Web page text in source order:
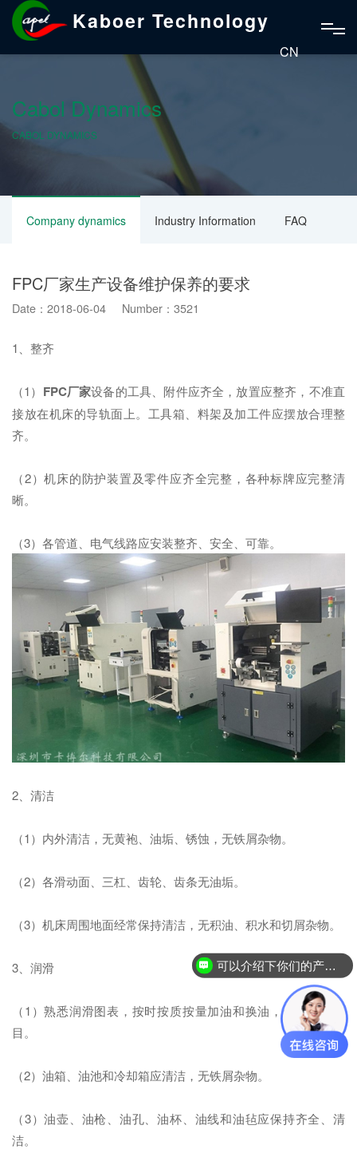
Kaboer Technology
CN
Cabol Dynamics
CABOL DYNAMICS
Company dynamics Industry Information FAQ
FPC厂家生产设备维护保养的要求
Date：2018-06-04 Number：3521
1、整齐
（1） FPC厂家设备的工具、附件应齐全，放置应整齐，不准直
接放在机床的导轨面上。工具箱、料架及加工件应摆放合理整
齐。
（2）机床的防护装置及零件应齐全完整，各种标牌应完整清
晰。
（3）各管道、电气线路应安装整齐、安全、可靠。
2、清洁
（1）内外清洁，无黄袍、油垢、锈蚀，无铁屑杂物。
（2）各滑动面、三杠、齿轮、齿条无油垢。
（3）机床周围地面经常保持清洁，无积油、积水和切屑杂物。
3、润滑
（1）熟悉润滑图表，按时按质按量加油和换油，保持油标醒
目。
（2）油箱、油池和冷却箱应清洁，无铁屑杂物。
（3）油壶、油枪、油孔、油杯、油线和油毡应保持齐全、清
洁。
可以介绍下你们的产品么？